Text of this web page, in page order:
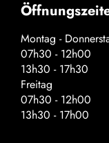
Montag -
07h30 - 12h00
13h30 - 17h30
Freitag
07h30 - 12h00
13h30 - 17h00